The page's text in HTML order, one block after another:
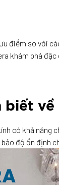
điểm so với
khám phá
biết
có khả năng
độ ổn định